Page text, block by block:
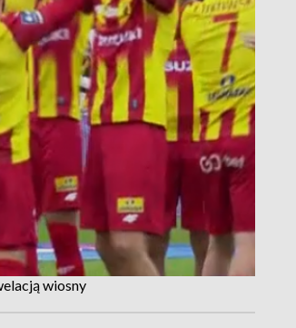
wiosny